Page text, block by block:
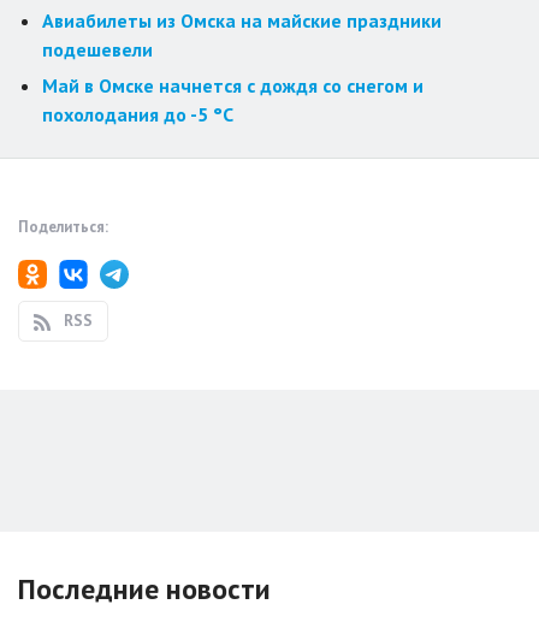
Авиабилеты из Омска на майские праздники
подешевели
Май в Омске начнется с дождя со снегом и
похолодания до -5 °C
Поделиться:
RSS
Последние новости